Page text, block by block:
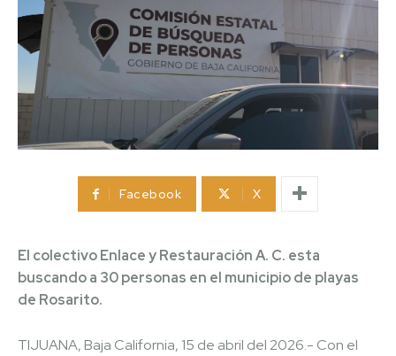
Facebook X
El colectivo Enlace y Restauración A. C. esta
buscando a 30 personas en el municipio de playas
de Rosarito.
TIJUANA, Baja California, 15 de abril del 2026.- Con el